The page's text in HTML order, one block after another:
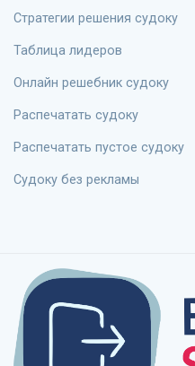
Стратегии решения судоку
Таблица лидеров
Онлайн решебник судоку
Распечатать судоку
Распечатать пустое судоку
Судоку без рекламы